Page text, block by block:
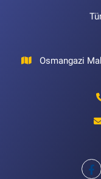
Osmangazi